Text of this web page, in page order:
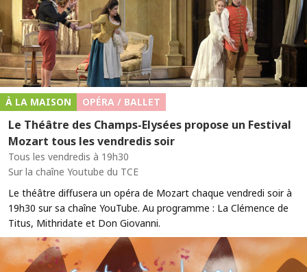
À LA MAISON OPÉRA / BALLET
Le Théâtre des Champs-Elysées propose un Festival
Mozart tous les vendredis soir
Tous les vendredis à 19h30
Sur la chaîne Youtube du TCE
Le théâtre diffusera un opéra de Mozart chaque vendredi soir à
19h30 sur sa chaîne YouTube. Au programme : La Clémence de
Titus, Mithridate et Don Giovanni.